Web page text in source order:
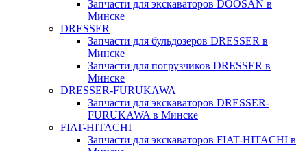
Запчасти для экскаваторов DOOSAN в
Минске
DRESSER
Запчасти для бульдозеров DRESSER в
Минске
Запчасти для погрузчиков DRESSER в
Минске
DRESSER-FURUKAWA
Запчасти для экскаваторов DRESSER-
FURUKAWA в Минске
FIAT-HITACHI
Запчасти для экскаваторов FIAT-HITACHI в